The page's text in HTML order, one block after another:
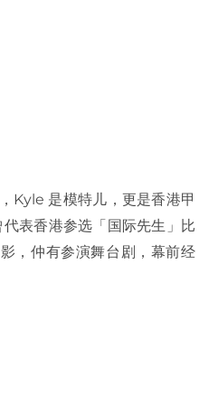
Kyle 是模特儿，更是香港甲
表香港参选「国际先生」比
，仲有参演舞台剧，幕前经